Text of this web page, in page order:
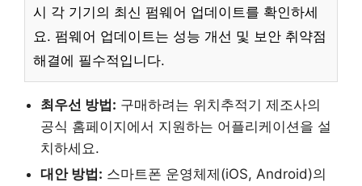
시 각 기기의 최신 펌웨어 업데이트를 확인하세
요. 펌웨어 업데이트는 성능 개선 및 보안 취약점
해결에 필수적입니다.
최우선 방법: 구매하려는 위치추적기 제조사의
공식 홈페이지에서 지원하는 어플리케이션을 설
치하세요.
대안 방법: 스마트폰 운영체제(iOS, Android)의